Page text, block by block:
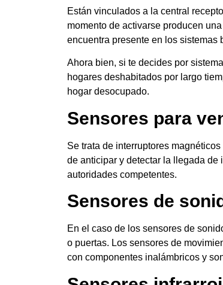
Están vinculados a la central
momento de activarse producen
encuentra presente en los sistemas
Ahora bien, si te decides por
hogares deshabitados por largo
hogar desocupado.
Sensores para
Se trata de interruptores
de anticipar y detectar la llegada
autoridades competentes.
Sensores de
En el caso de los sensores de
o puertas. Los sensores de
con componentes inalámbricos y